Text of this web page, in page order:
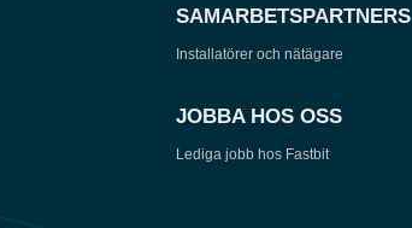
SAMARBETSPARTNERS
Installatörer och nätägare
JOBBA HOS OSS
Lediga jobb hos Fastbit